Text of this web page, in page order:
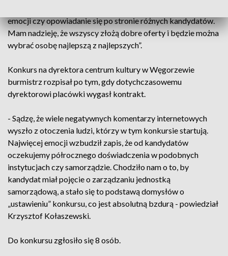
emocji czy opowiadanie się po stronie różnych kandydatów.
Mam nadzieję, że wszyscy złożą dobre oferty i będzie można
wybrać osobę najlepszą z najlepszych”.
Konkurs na dyrektora centrum kultury w Węgorzewie
burmistrz rozpisał po tym, gdy dotychczasowemu
dyrektorowi placówki wygasł kontrakt.
- Sądzę, że wiele negatywnych komentarzy internetowych
wyszło z otoczenia ludzi, którzy w tym konkursie startują.
Najwięcej emocji wzbudził zapis, że od kandydatów
oczekujemy półrocznego doświadczenia w podobnych
instytucjach czy samorządzie. Chodziło nam o to, by
kandydat miał pojęcie o zarządzaniu jednostką
samorządową, a stało się to podstawą domysłów o
„ustawieniu” konkursu, co jest absolutną bzdurą - powiedział
Krzysztof Kołaszewski.
Do konkursu zgłosiło się 8 osób.